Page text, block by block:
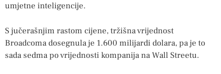
umjetne inteligencije.
S jučerašnjim rastom cijene, tržišna vrijednost
Broadcoma dosegnula je 1.600 milijardi dolara, pa je to
sada sedma po vrijednosti kompanija na Wall Streetu.